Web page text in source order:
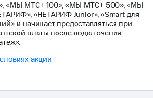
ТВ
«МЫ МТС+ 100», «МЫ МТС+ 500», «МЫ
«НЕТАРИФ Junior», «Smart для
и начинает предоставляться при
платы после подключения
акции